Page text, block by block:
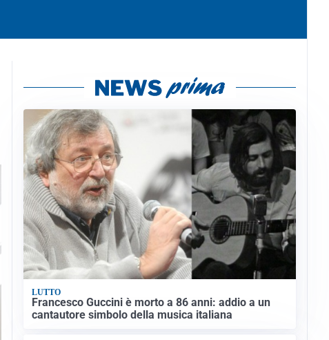
LUTTO
Francesco Guccini è morto a 86 anni: addio a un
cantautore simbolo della musica italiana